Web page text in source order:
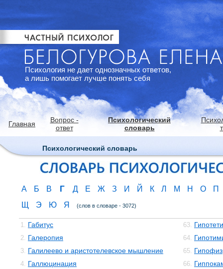
Психология не дает однозначных ответов,
а лишь помогает лучше понять себя
Главная
Вопрос -
ответ
Психологический
словарь
Психологический словарь
А Б В Г Д Е Ж З И Й К Л М Н О
П
Щ
Э Ю Я (слов в словаре - 3072)
1. Габитус
2. Галеропия
3. Галилеево и аристотелевское мышление
4. Галлюцинация
63.
64.
65. Гипофиз
66.